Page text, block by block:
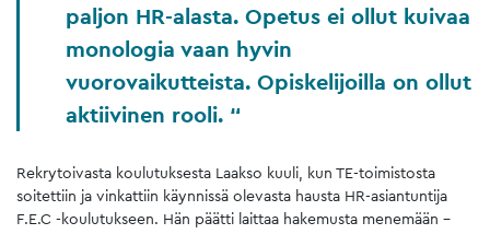
paljon HR-alasta. Opetus ei ollut kuivaa
monologia vaan hyvin
vuorovaikutteista. Opiskelijoilla on ollut
aktiivinen rooli.
Rekrytoivasta koulutuksesta Laakso kuuli, kun TE-toimistosta
soitettiin ja vinkattiin käynnissä olevasta hausta HR-asiantuntija
F.E.C -koulutukseen. Hän päätti laittaa hakemusta menemään –